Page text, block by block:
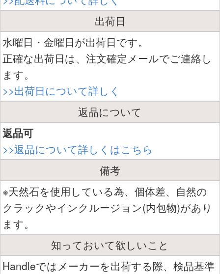
出荷日
水曜日・金曜日が出荷日です。
正確な出荷日は、注文確定メールでご連絡し
ます。
>>出荷日について詳しく
返品について
返品可
>>返品について詳しくはこちら
備考
※天然石を使用している為、個体差、自然の
クラックやインクルージョン(内包物)があり
ます。
知っておいて欲しいこと
Handleではメーカーを出荷する際、検品基準